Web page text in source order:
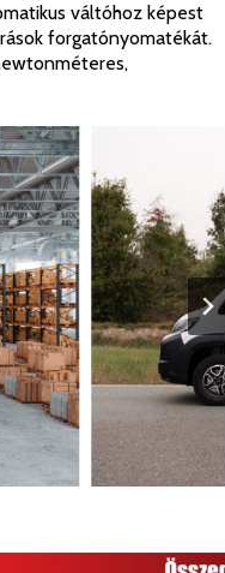
váltóhoz képest
forgatónyomatékát.